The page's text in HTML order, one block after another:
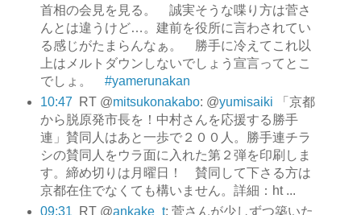
首相の会見を見る。 誠実そうな喋り方は菅さ
んとは違うけど…。建前を役所に言わされてい
る感じがたまらんなぁ。 勝手に冷えてこれ以
上はメルトダウンしないでしょう宣言ってとこ
でしょ。 #yamerunakan
10:47
RT @mitsukonakabo: @yumisaiki 「京都
から脱原発市長を！中村さんを応援する勝手
連」賛同人はあと一歩で２００人。勝手連チラ
シの賛同人をウラ面に入れた第２弾を印刷しま
す。締め切りは月曜日！ 賛同して下さる方は
京都在住でなくても構いません。詳細：ht ...
09:31
RT @ankake_t: 菅さんが少しずつ築いた